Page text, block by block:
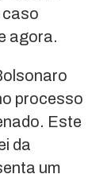
caso
agora.
processo
Este
da
um